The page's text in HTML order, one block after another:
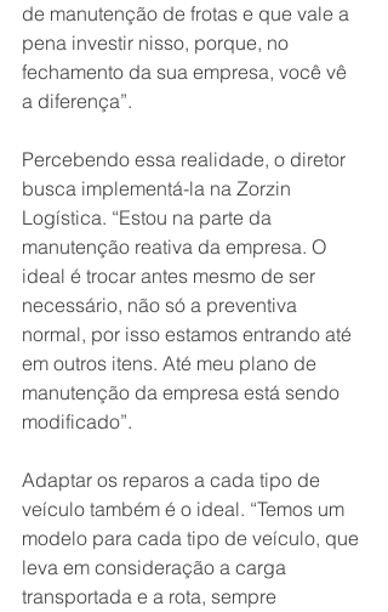
de manutenção de frotas e que vale a
pena investir nisso, porque, no
fechamento da sua empresa, você vê
a diferença”.
Percebendo essa realidade, o diretor
busca implementá-la na Zorzin
Logística. “Estou na parte da
manutenção reativa da empresa. O
ideal é trocar antes mesmo de ser
necessário, não só a preventiva
normal, por isso estamos entrando até
em outros itens. Até meu plano de
manutenção da empresa está sendo
modificado”.
Adaptar os reparos a cada tipo de
veículo também é o ideal. “Temos um
modelo para cada tipo de veículo, que
leva em consideração a carga
transportada e a rota, sempre